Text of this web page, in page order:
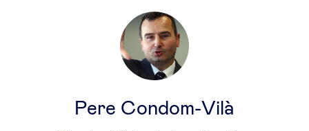
Pere Condom-Vilà